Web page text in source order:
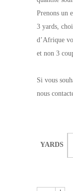
Prenons un
3 yards,
d’Afrique
et non 3
Si vous
nous
YARDS